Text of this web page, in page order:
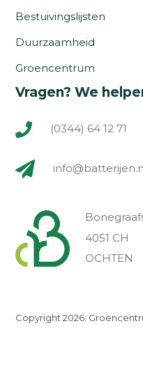
Bestuivingslijsten
Duurzaamheid
Groencentrum
Vragen? We
(0344) 64 12 71
4051 CH
OCHTEN
Copyright 2026: